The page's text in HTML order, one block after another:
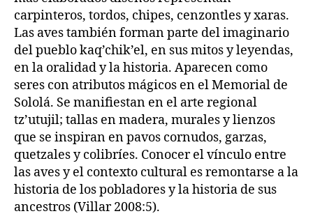
carpinteros, tordos, chipes, cenzontles y xaras.
Las aves también forman parte del imaginario
del pueblo kaq’chik’el, en sus mitos y leyendas,
en la oralidad y la historia. Aparecen como
seres con atributos mágicos en el Memorial de
Sololá. Se manifiestan en el arte regional
tz’utujil; tallas en madera, murales y lienzos
que se inspiran en pavos cornudos, garzas,
quetzales y colibríes. Conocer el vínculo entre
las aves y el contexto cultural es remontarse a la
historia de los pobladores y la historia de sus
ancestros (Villar 2008:5).